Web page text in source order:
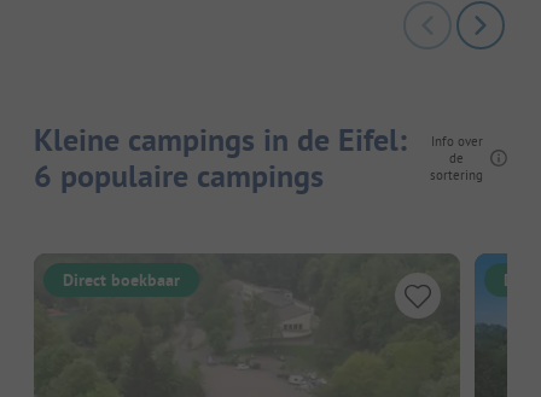
Kleine campings in de Eifel:
6 populaire campings
Info over
de
sortering
Direct boekbaar